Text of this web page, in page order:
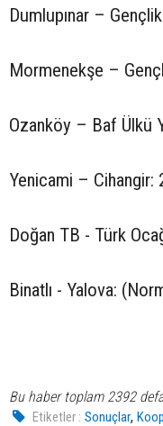
Dumlupınar –
Mormenekşe –
Ozanköy – Baf Ülkü
Yenicami – Cihangir:
Doğan TB - Türk
Binatlı - Yalova:
Bu haber toplam 2392
Etiketler : Sonuçlar,